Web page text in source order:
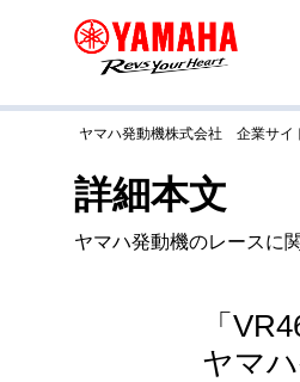
ヤマハ発動機株式会社 企業サイ
詳細本文
ヤマハ発動機のレースに
「
ヤマ